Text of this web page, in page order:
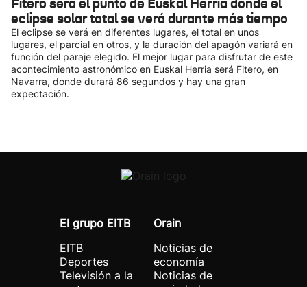
eclipse solar total se verá durante más tiempo
El eclipse se verá en diferentes lugares, el total en unos
lugares, el parcial en otros, y la duración del apagón variará en
función del paraje elegido. El mejor lugar para disfrutar de este
acontecimiento astronómico en Euskal Herria será Fitero, en
Navarra, donde durará 86 segundos y hay una gran
expectación.
El grupo EITB
EITB
Deportes
Televisión a la
Orain
Noticias de
economía
Noticias de